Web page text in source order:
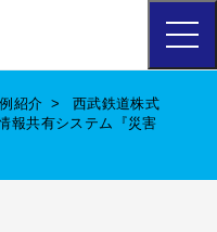
ハ
ン
ニ
紹介
西武鉄道株式
報共有システム『災害